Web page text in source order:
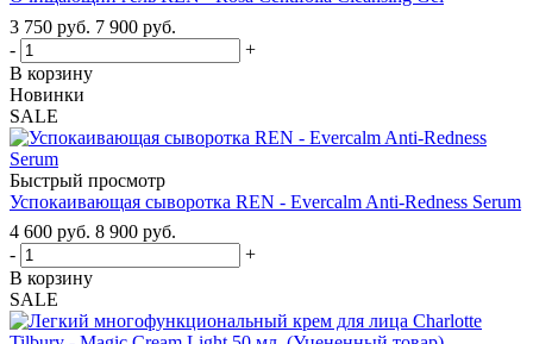
3 750 руб. 7 900 руб.
-
+
В корзину
Новинки
SALE
Быстрый просмотр
Успокаивающая сыворотка REN - Evercalm Anti-Redness Serum
4 600 руб. 8 900 руб.
-
+
В корзину
SALE